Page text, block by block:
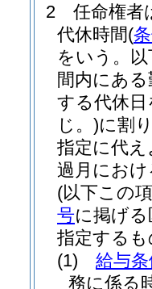
2
任命権者
代休時間(
をいう。
間内にあ
する代休
じ。)に割
指定に代
過月におけ
(以下この
号に掲げ
指定する
(1)
給与
務に係る